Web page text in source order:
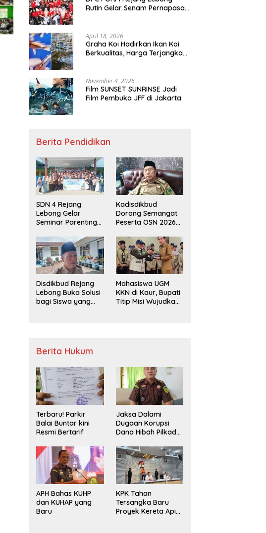
Rutin Gelar Senam Pernapasan
April 18, 2026
Graha Koi Hadirkan Ikan Koi
Berkualitas, Harga Terjangkau
November 4, 2025
Film SUNSET SUNRINSE Jadi
Film Pembuka JFF di Jakarta
Berita Pendidikan
SDN 4 Rejang
Lebong Gelar
Seminar Parenting
Bullying,
Kadisdikbud: Patut
Jadi Contoh
Kadisdikbud
Dorong Semangat
Peserta OSN 2026
Disdikbud Rejang
Lebong Buka Solusi
bagi Siswa yang
Mahasiswa UGM
KKN di Kaur, Bupati
Titip Misi Wujudkan
Berita Hukum
Terbaru! Parkir
Balai Buntar kini
Resmi Bertarif
Jaksa Dalami
Dugaan Korupsi
Dana Hibah Pilkada
Kaur
APH Bahas KUHP
dan KUHAP yang
Baru
KPK Tahan
Tersangka Baru
Proyek Kereta Api